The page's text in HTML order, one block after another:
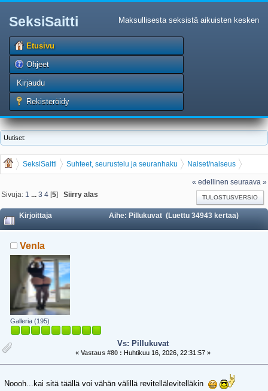
SeksiSaitti Maksullisesta seksistä aikuisten kesken
Etusivu
Ohjeet
Kirjaudu
Rekisteröidy
Uutiset:
SeksiSaitti Suhteet, seurustelu ja seuranhaku
Naiset/naiseus
Pillukuvat
« edellinen seuraava »
TULOSTUSVERSIO
Sivuja: 1 ...3 4 [5]Siirry alas
Kirjoittaja Aihe: Pillukuvat (Luettu 34943 kertaa)
Venla
Galleria (195)
Vs: Pillukuvat
«Vastaus #80 : Huhtikuu 16, 2026, 22:31:57 »
Noooh...kai sitä täällä voi vähän välillä revitellälevitelläkin